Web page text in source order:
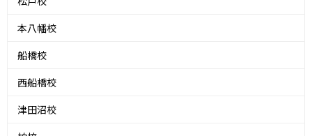
本八幡校
船橋校
西船橋校
津田沼校